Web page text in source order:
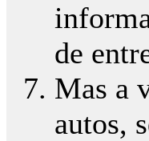
de
Mas a
autos,